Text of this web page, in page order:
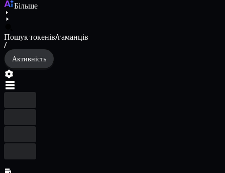
Більше
Пошук токенів/гаманців
/
Активність